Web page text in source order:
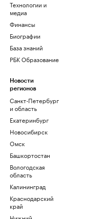
Технологии и
медиа
Финансы
Биографии
База знаний
РБК Образование
Новости
регионов
Санкт-Петербург
и область
Екатеринбург
Новосибирск
Омск
Башкортостан
Вологодская
область
Калининград
Краснодарский
край